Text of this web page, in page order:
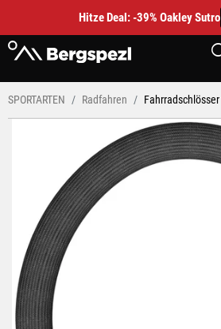
Hitze Deal: -39% Oakley Sutro
SPORTARTEN Radfahren Fahrradschlösser